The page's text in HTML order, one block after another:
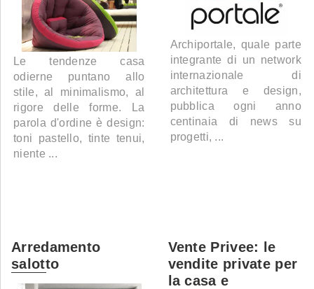
Le tendenze casa
odierne puntano allo
stile, al minimalismo, al
rigore delle forme. La
parola d'ordine è design:
toni pastello, tinte tenui,
niente ...
Archiportale, quale parte
integrante di un network
internazionale di
architettura e design,
pubblica ogni anno
centinaia di news su
progetti, ...
Arredamento
salotto
Vente Privee: le
vendite private per
la casa e